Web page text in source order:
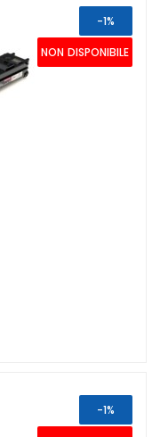
NON DISPONIBILE
-1%
-1%